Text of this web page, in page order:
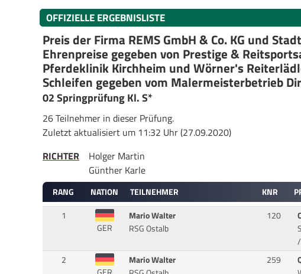
OFFIZIELLE ERGEBNISLISTE
Preis der Firma REMS GmbH & Co. KG und
Ehrenpreise gegeben von Prestige &
Pferdeklinik Kirchheim und Wörner's
Schleifen gegeben vom Malermeisterbetrieb
02 Springprüfung Kl. S*
26 Teilnehmer in dieser Prüfung.
Zuletzt aktualisiert um 11:32 Uhr (27.09.2020)
RICHTER
Holger Martin
Günther Karle
RANG NATION TEILNEHMER KNR
1
GER
Mario Walter
RSG Ostalb
120
2
Mario Walter
259